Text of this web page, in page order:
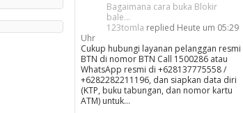
Bagaimana cara buka Blokir
bale...
123tomla replied Heute um 05:29
Uhr
Cukup hubungi layanan pelanggan resmi
BTN di nomor BTN Call 1500286 atau
WhatsApp resmi di +628137775558 /
+6282282211196, dan siapkan data diri
(KTP, buku tabungan, dan nomor kartu
ATM) untuk…